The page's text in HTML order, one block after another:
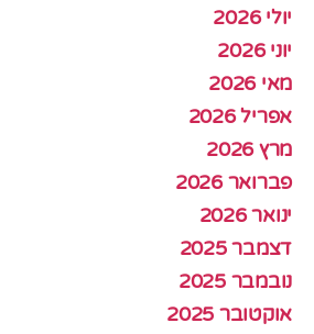
יולי 2026
יוני 2026
מאי 2026
אפריל 2026
מרץ 2026
פברואר 2026
ינואר 2026
דצמבר 2025
נובמבר 2025
אוקטובר 2025